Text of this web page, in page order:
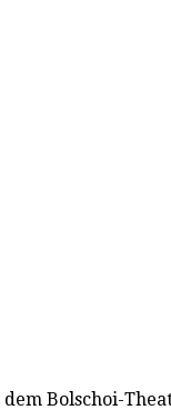
Bolschoi-